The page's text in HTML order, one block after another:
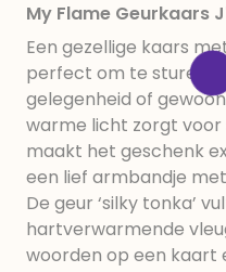
My Flame Geurkaars
Een gezellige kaars
perfect om te sturen
gelegenheid of
warme licht zorgt
maakt het geschenk
een lief armbandje
De geur ‘silky tonka’
hartverwarmende
woorden op een kaart